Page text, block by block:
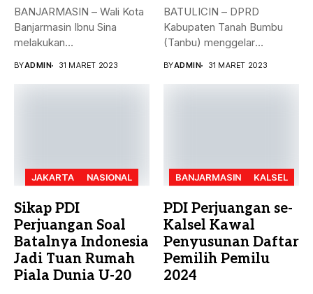
BANJARMASIN – Wali Kota
Banjarmasin Ibnu Sina
melakukan
BYADMIN 31 MARET 2023
BATULICIN – DPRD
Kabupaten Tanah Bumbu
(Tanbu) menggelar
BYADMIN 31 MARET 2023
JAKARTA NASIONAL
Sikap PDI
Perjuangan Soal
Batalnya Indonesia
Jadi Tuan Rumah
Piala Dunia U-20
BANJARMASIN KALSEL
PDI Perjuangan se-
Kalsel Kawal
Penyusunan Daftar
Pemilih Pemilu
2024